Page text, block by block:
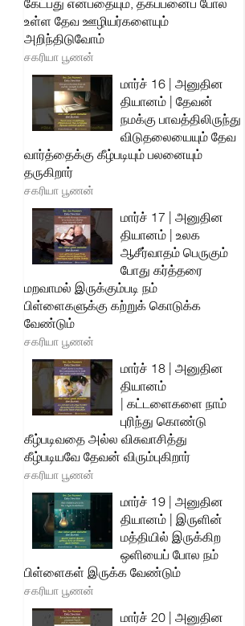
கேட்பது என்பதையும், தகப்பனைப் போல
உள்ள தேவ ஊழியர்களையும்
அறிந்திடுவோம்
சகரியா பூணன்
மார்ச் 16 | அனுதின
தியானம் | தேவன்
நமக்கு பாவத்திலிருந்து
விடுதலையையும் தேவ
வார்த்தைக்கு கீழ்படியும் பலனையும்
தருகிறார்
சகரியா பூணன்
மார்ச் 17 | அனுதின
தியானம் | உலக
ஆசீர்வாதம் பெருகும்
போது கர்த்தரை
மறவாமல் இருக்கும்படி நம்
பிள்ளைகளுக்கு கற்றுக் கொடுக்க
வேண்டும்
சகரியா பூணன்
மார்ச் 18 | அனுதின
தியானம்
| கட்டளைகளை நாம்
புரிந்து கொண்டு
கீழ்படிவதை அல்ல விசுவாசித்து
கீழ்படியவே தேவன் விரும்புகிறார்
சகரியா பூணன்
மார்ச் 19 | அனுதின
தியானம் | இருளின்
மத்தியில் இருக்கிற
ஒளியைப் போல நம்
பிள்ளைகள் இருக்க வேண்டும்
சகரியா பூணன்
மார்ச் 20 | அனுதின